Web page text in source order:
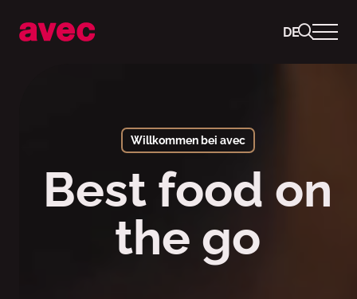
DE
Willkommen bei avec
Best food on
the go